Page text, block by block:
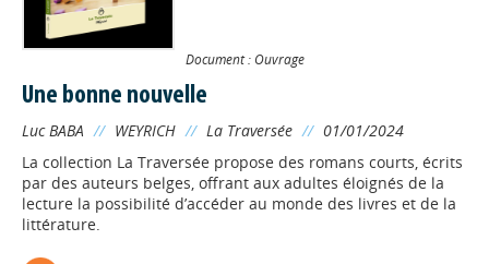
Document : Ouvrage
Une bonne nouvelle
Luc BABA // WEYRICH // La Traversée // 01/01/2024
La collection La Traversée propose des romans courts, écrits
par des auteurs belges, offrant aux adultes éloignés de la
lecture la possibilité d’accéder au monde des livres et de la
littérature.